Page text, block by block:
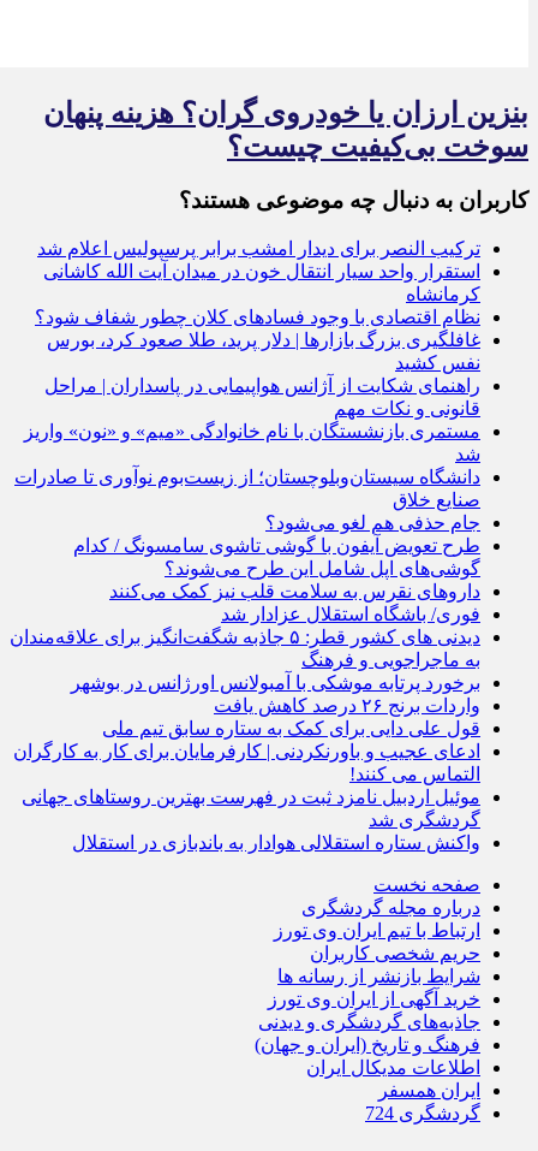
بنزین ارزان یا خودروی گران؟ هزینه پنهان
سوخت بی‌کیفیت چیست؟
کاربران به دنبال چه موضوعی هستند؟
ترکیب النصر برای دیدار امشب برابر پرسپولیس اعلام شد
استقرار واحد سیار انتقال خون در میدان آیت الله کاشانی
کرمانشاه
نظام اقتصادی با وجود فسادهای کلان چطور شفاف شود؟
غافلگیری بزرگ بازارها | دلار پرید، طلا صعود کرد، بورس
نفس کشید
راهنمای شکایت از آژانس هواپیمایی در پاسداران | مراحل
قانونی و نکات مهم
مستمری بازنشستگان با نام خانوادگی «میم» و «نون» واریز
شد
دانشگاه سیستان‌وبلوچستان؛ از زیست‌بوم نوآوری تا صادرات
صنایع خلاق
جام حذفی هم لغو می‌شود؟
طرح تعویض آیفون با گوشی تاشوی سامسونگ / کدام
گوشی‌های اپل شامل این طرح می‌شوند؟
داروهای نقرس به سلامت قلب نیز کمک می‌کنند
فوری/ باشگاه استقلال عزادار شد
دیدنی های کشور قطر: ۵ جاذبه شگفت‌انگیز برای علاقه‌مندان
به ماجراجویی و فرهنگ
برخورد پرتابه موشکی با آمبولانس اورژانس در بوشهر
واردات برنج ۲۶ درصد کاهش یافت
قول علی دایی برای کمک به ستاره سابق تیم ملی
ادعای عجیب و باورنکردنی | کارفرمایان برای کار به کارگران
التماس می کنند!
موئیل اردبیل نامزد ثبت در فهرست بهترین روستاهای جهانی
گردشگری شد
واکنش ستاره استقلالی هوادار به باندبازی در استقلال
صفحه نخست
درباره مجله گردشگری
ارتباط با تیم ایران وی تورز
حریم شخصی کاربران
شرایط بازنشر از رسانه ها
خرید آگهی از ایران وی تورز
جاذبه‌های گردشگری و دیدنی
فرهنگ و تاریخ (ایران و جهان)
اطلاعات مدیکال ایران
ایران همسفر
گردشگری 724